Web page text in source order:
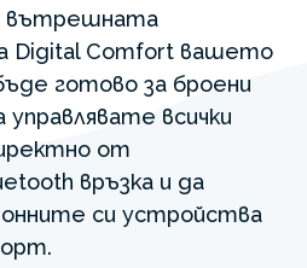
вътрешната
Digital Comfort вашето
готово за броени
всички
от
връзка и да
си устройства